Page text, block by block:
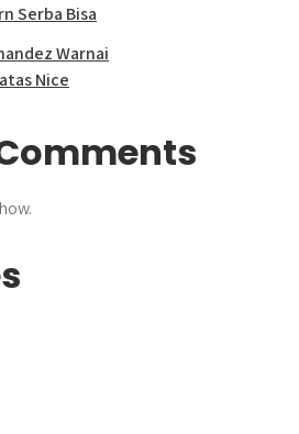
Serba Bisa
Warnai
Nice